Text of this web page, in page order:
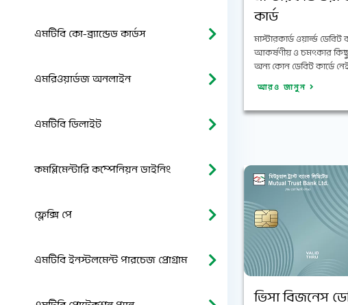
এমটিবি কো-ব্র্যান্ডেড কার্ডস
এমরিওয়ার্ডজ অনলাইন
এমটিবি ডিলাইট
কমপ্লিমেন্টারি কম্পেনিয়ন ডাইনিং
ফ্লেক্সি পে
এমটিবি ইনস্টলমেন্ট পারচেজ প্রোগ্রাম
কার্ড
মাস্টারকার্ড ওয়ার্ল্ড ডেবিট
আকর্ষণীয় ও চমৎকার কিছু
অন্য কোন ডেবিট কার্ডে
আরও জানুন
ভিসা বিজনেস